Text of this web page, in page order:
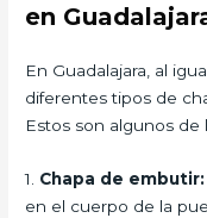
en
En Guadalajara, al
diferentes tipos de
Estos son algunos de
1. Chapa de embutir:
en el cuerpo de la